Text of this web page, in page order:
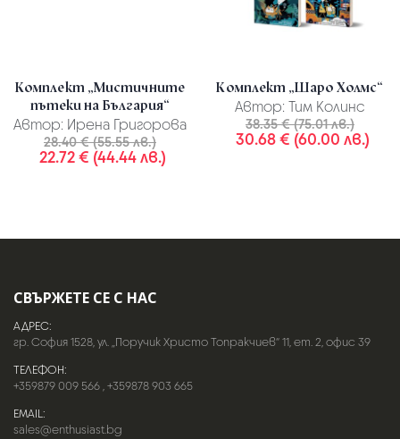
Комплект „Мистичните
пътеки на България“
Автор: Ирена Григорова
28.40 € (55.55 лв.)
22.72 € (44.44 лв.)
Комплект „Шаро Холмс“
Автор: Тим Колинс
38.35 € (75.01 лв.)
30.68 € (60.00 лв.)
СВЪРЖЕТЕ СЕ С НАС
АДРЕС:
гр. София 1528, ул. „Поручик Христо Топракчиев“ 11, ет. 2, офис 39
ТЕЛЕФОН:
+359879 009 566,+359878 903 665
EMAIL:
sales@enthusiast.bg